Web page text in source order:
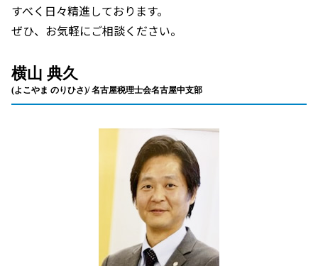
すべく日々精進しております。
ぜひ、お気軽にご相談ください。
横山 典久
(よこやま のりひさ)/ 名古屋税理士会名古屋中支部